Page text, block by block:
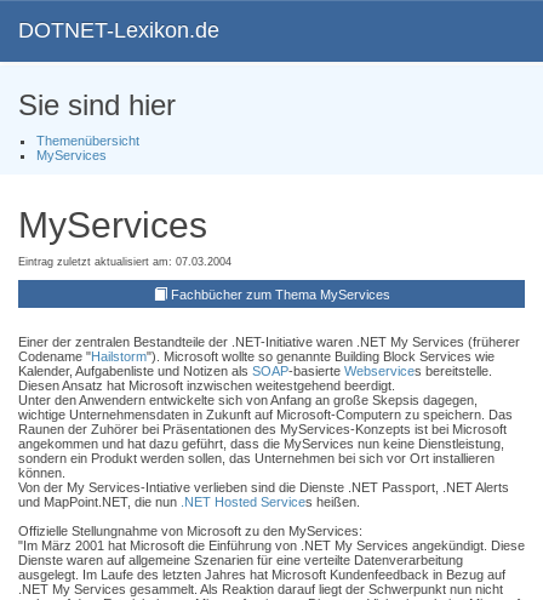
DOTNET-Lexikon.de
Sie sind hier
Themenübersicht
MyServices
MyServices
Eintrag zuletzt aktualisiert am: 07.03.2004
Fachbücher zum Thema MyServices
Einer der zentralen Bestandteile der .NET-Initiative waren .NET My Services (früherer
Codename "Hailstorm"). Microsoft wollte so genannte Building Block Services wie
Kalender, Aufgabenliste und Notizen als SOAP-basierte Webservices bereitstelle.
Diesen Ansatz hat Microsoft inzwischen weitestgehend beerdigt.
Unter den Anwendern entwickelte sich von Anfang an große Skepsis dagegen,
wichtige Unternehmensdaten in Zukunft auf Microsoft-Computern zu speichern. Das
Raunen der Zuhörer bei Präsentationen des MyServices-Konzepts ist bei Microsoft
angekommen und hat dazu geführt, dass die MyServices nun keine Dienstleistung,
sondern ein Produkt werden sollen, das Unternehmen bei sich vor Ort installieren
können.
Von der My Services-Intiative verlieben sind die Dienste .NET Passport, .NET Alerts
und MapPoint.NET, die nun .NET Hosted Services heißen.
Offizielle Stellungnahme von Microsoft zu den MyServices:
"Im März 2001 hat Microsoft die Einführung von .NET My Services angekündigt. Diese
Dienste waren auf allgemeine Szenarien für eine verteilte Datenverarbeitung
ausgelegt. Im Laufe des letzten Jahres hat Microsoft Kundenfeedback in Bezug auf
.NET My Services gesammelt. Als Reaktion darauf liegt der Schwerpunkt nun nicht